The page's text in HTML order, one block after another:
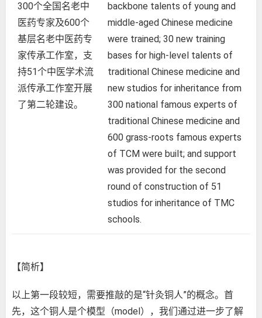
300个全国名老中
医药专家及600个
基层名老中医药专
家传承工作室，支
持51个中医学术流
派传承工作室开展
了第二轮建设。
backbone talents of young and
middle-aged Chinese medicine
were trained; 30 new training
bases for high-level talents of
traditional Chinese medicine and
new studios for inheritance from
300 national famous experts of
traditional Chinese medicine and
600 grass-roots famous experts
of TCM were built; and support
was provided for the second
round of construction of 51
studios for inheritance of TMC
schools.
【简析】
以上第一段较短，需要推敲的是“针灸铜人”的概念。首
先，这个铜人是个模型（model），我们通过进一步了解